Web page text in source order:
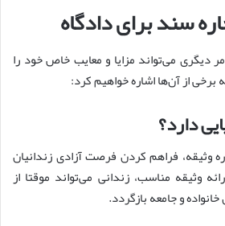
سند برای دادگاه
دیگری می‌تواند مزایا و معایب خاص خود را
برخی از آن‌ها اشاره خواهیم کرد:
دارد؟
وثیقه، فراهم ‌کردن فرصت آزادی زندانیان
وثیقه مناسب، زندانی می‌تواند موقتا از
و جامعه بازگردد.